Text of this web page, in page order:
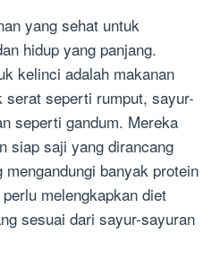
yang sehat untuk
hidup yang panjang.
kelinci adalah makanan
serat seperti rumput, sayur-
seperti gandum. Mereka
siap saji yang dirancang
banyak protein
melengkapkan diet
sesuai dari sayur-sayuran